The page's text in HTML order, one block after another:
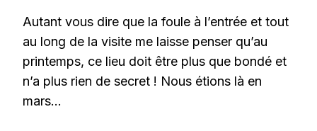
Autant vous dire que la foule à l’entrée et tout
au long de la visite me laisse penser qu’au
printemps, ce lieu doit être plus que bondé et
n’a plus rien de secret ! Nous étions là en
mars…